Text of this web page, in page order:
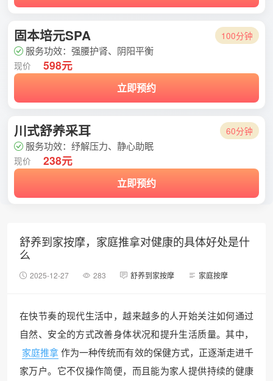
固本培元SPA 100分钟
服务功效：强腰护肾、阴阳平衡
现价 598元
立即预约
川式舒养采耳 60分钟
服务功效：纾解压力、静心助眠
现价 238元
立即预约
舒养到家按摩，家庭推拿对健康的具体好处是什
么
2025-12-27 283 舒养到家按摩 家庭按摩
在快节奏的现代生活中，越来越多的人开始关注如何通过
自然、安全的方式改善身体状况和提升生活质量。其中，
家庭推拿作为一种传统而有效的保健方式，正逐渐走进千
家万户。它不仅操作简便，而且能为家人提供持续的健康